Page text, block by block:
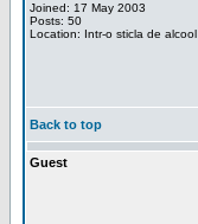
Joined: 17 May 2003
Posts: 50
Location: Intr-o sticla de alcool
Back to top
Guest